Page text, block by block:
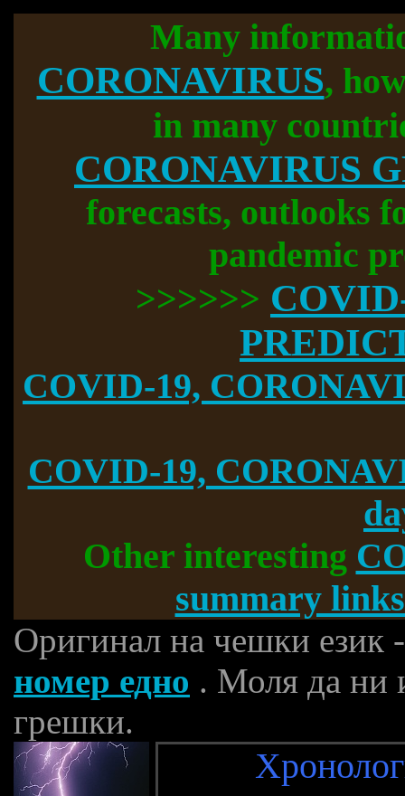
Many
CORONAVIRUS,
in many
CORONAVIRUS
forecasts, outlooks
pandemic
>>>>>>
COVID-19,
COVID-19,
Other interesting
summary
Оригинал на чешки език
номер едно . Моля да ни
грешки.